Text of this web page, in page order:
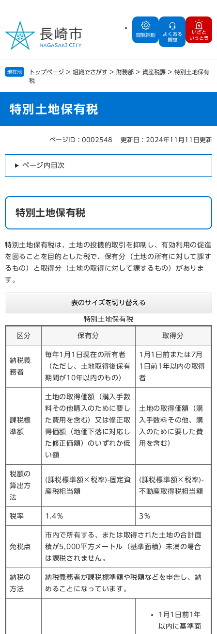
の
で
す
ー
ば
し
閲覧補助
よくある
質問
いざと
いうとき
現在地 トップページ > 組織でさがす > 財務部 > 資産税課 > 特別土地保有
税
特別土地保有税
ページID：0002548 更新日：2024年11月11日更新
ページ内目次
特別土地保有税
特別土地保有税は、土地の投機的取引を抑制し、有効利用の促進
を図ることを目的とした税で、保有分（土地の所有に対して課す
るもの）と取得分（土地の取得に対して課するもの）がありま
す。
表のサイズを切り替える
特別土地保有税
区分 保有分 取得分
納税義
務者
毎年1月1日現在の所有者
（ただし、土地取得後保有
期間が10年以内のもの）
1月1日前または7月
1日前1年以内の取得
者
課税標
準額
土地の取得価額（購入手数
料その他購入のために要し
た費用を含む）又は修正取
得価額（地価下落に対応し
た修正価額）のいずれか低
い額
土地の取得価額（購
入手数料その他、購
入のために要した費
用を含む）
税額の
算出方
法
(課税標準額×税率)-固定資
産税相当額
(課税標準額×税率)-
不動産取得税相当額
税率 1.4％ 3％
免税点
市内で所有する、または取得された土地の合計面
積が5,000平方メートル（基準面積）未満の場合
は課税されません。
納税の
方法
納税義務者が課税標準額や税額などを申告し、納
めることになっています。
1月1日前1年
以内に基準面